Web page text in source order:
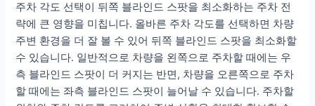
주차 각도 선택이 뒤쪽 블라인드 스팟을 최소화하는 주차 전
략에 큰 영향을 미칩니다. 올바른 주차 각도를 선택하면 차량
주변 환경을 더 잘 볼 수 있어 뒤쪽 블라인드 스팟을 최소화할
수 있습니다. 일반적으로 차량을 왼쪽으로 주차할 때에는 우
측 블라인드 스팟이 더 커지는 반면, 차량을 오른쪽으로 주차
할 때에는 좌측 블라인드 스팟이 늘어날 수 있습니다. 주차할